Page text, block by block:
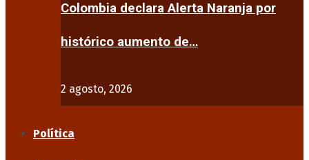
Colombia declara Alerta Naranja por
histórico aumento de…
2 agosto, 2026
Política